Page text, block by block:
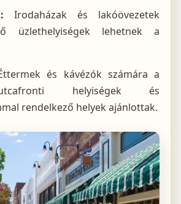
Irodaházak és lakóövezetek
üzlethelyiségek lehetnek a
és kávézók számára a
helyiségek és
rendelkező helyek ajánlottak.